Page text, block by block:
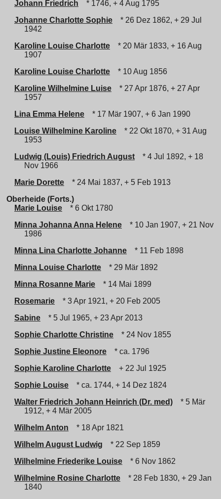
Johann Friedrich
* 1746, + 4 Aug 1795
Johanne Charlotte Sophie
* 26 Dez 1862, + 29 Jul
1942
Karoline Louise Charlotte
* 20 Mär 1833, + 16 Aug
1907
Karoline Louise Charlotte
* 10 Aug 1856
Karoline Wilhelmine Luise
* 27 Apr 1876, + 27 Apr
1957
Lina Emma Helene
* 17 Mär 1907, + 6 Jan 1990
Louise Wilhelmine Karoline
* 22 Okt 1870, + 31 Aug
1953
Ludwig (Louis) Friedrich August
* 4 Jul 1892, + 18
Nov 1966
Marie Dorette
* 24 Mai 1837, + 5 Feb 1913
Oberheide (Forts.)
Marie Louise
* 6 Okt 1780
Minna Johanna Anna Helene
* 10 Jan 1907, + 21 Nov
1986
Minna Lina Charlotte Johanne
* 11 Feb 1898
Minna Louise Charlotte
* 29 Mär 1892
Minna Rosanne Marie
* 14 Mai 1899
Rosemarie
* 3 Apr 1921, + 20 Feb 2005
Sabine
* 5 Jul 1965, + 23 Apr 2013
Sophie Charlotte Christine
* 24 Nov 1855
Sophie Justine Eleonore
* ca. 1796
Sophie Karoline Charlotte
+ 22 Jul 1925
Sophie Louise
* ca. 1744, + 14 Dez 1824
Walter Friedrich Johann Heinrich (Dr. med)
* 5 Mär
1912, + 4 Mär 2005
Wilhelm Anton
* 18 Apr 1821
Wilhelm August Ludwig
* 22 Sep 1859
Wilhelmine Friederike Louise
* 6 Nov 1862
Wilhelmine Rosine Charlotte
* 28 Feb 1830, + 29 Jan
1840